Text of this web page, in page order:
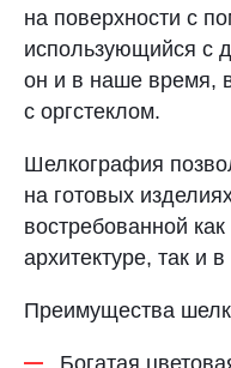
НИЖНИЙ НОВГОРОД
sale@plastikam.ru
на поверхности с
использующийся с
он и в наше время,
с оргстеклом.
Шелкография
на готовых
востребованной
архитектуре, так и
Преимущества
Богатая